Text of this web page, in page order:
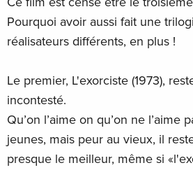
Pourquoi avoir aussi fait une
réalisateurs différents, en plus !
Le premier, L'exorciste (1973),
incontesté.
Qu’on l’aime on qu’on ne l’aime
jeunes, mais peur au vieux, il
presque le meilleur, même si